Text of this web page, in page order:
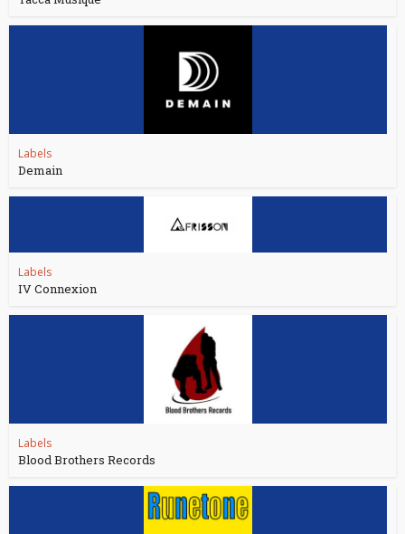
Labels
Demain
Labels
IV Connexion
Labels
Blood Brothers Records